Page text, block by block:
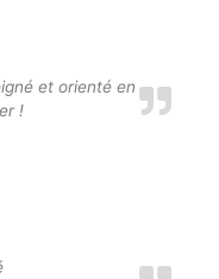
et orienté en
!